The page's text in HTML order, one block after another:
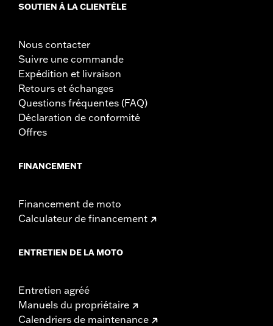
SOUTIEN À LA CLIENTÈLE
Nous contacter
Suivre une commande
Expédition et livraison
Retours et échanges
Questions fréquentes (FAQ)
Déclaration de conformité
Offres
FINANCEMENT
Financement de moto
Calculateur de financement
ENTRETIEN DE LA MOTO
Entretien agréé
Manuels du propriétaire
Calendriers de maintenance